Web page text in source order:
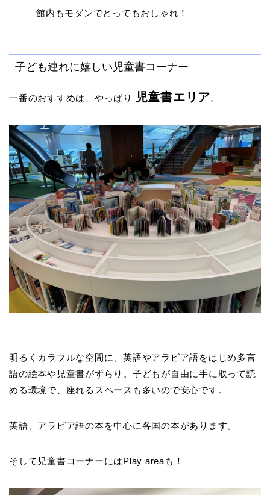
館内もモダンでとってもおしゃれ！
子ども連れに嬉しい児童書コーナー
一番のおすすめは、やっぱり 児童書エリア。
明るくカラフルな空間に、英語やアラビア語をはじめ多言
語の絵本や児童書がずらり。子どもが自由に手に取って読
める環境で、座れるスペースも多いので安心です。
英語、アラビア語の本を中心に各国の本があります。
そして児童書コーナーにはPlay areaも！